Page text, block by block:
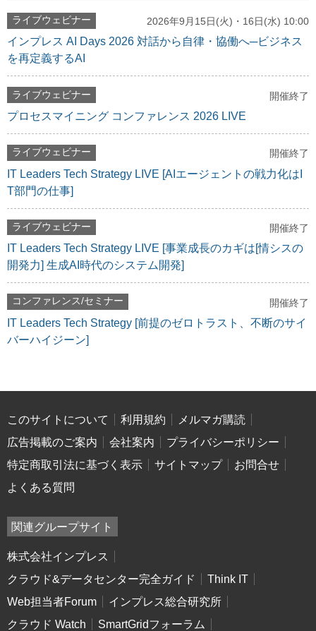
ライブウェビナー 2026年9月15日(火)・16日(水) 10:00
インプレス AI Days 2026 対話から自律・協働へ─ビジネス
を再定義するAI
ライブウェビナー 開催終了
プロセスマイニング コンファレンス 2026 LIVE
ライブウェビナー 開催終了
IT Leaders Tech Strategy LIVE [AIエージェントの戦力化はI
T部門の仕事]
ライブウェビナー 開催終了
IT Leaders Tech Strategy LIVE [事業成長のカギは[情シスの
開発力] 生成AI時代のシステム開発]
コンファレンス/セミナー 開催終了
IT Leaders Tech Strategy [前提のゼロトラスト、不断のサイ
バーハイジーン]
このサイトについて 利用規約
メルマガ購読
広告掲載のご案内
会社案内
プライバシーポリシー
特定商取引法に基づく表示
サイトマップ
お問合せ
よくある質問
関連グループサイト
株式会社インプレス
クラウド&データセンター完全ガイド
Think IT
Web担当者Forum
インプレス総合研究所
クラウド Watch
SmartGridフォーラム